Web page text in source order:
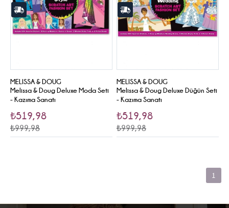
MELISSA & DOUG
Melissa & Doug Deluxe Moda Seti
- Kazıma Sanatı
₺519,98
₺999,98
MELISSA & DOUG
Melissa & Doug Deluxe Düğün Seti
- Kazıma Sanatı
₺519,98
₺999,98
1